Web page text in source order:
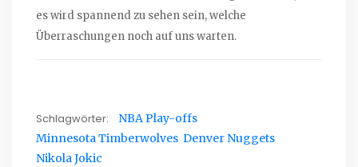
es wird spannend zu sehen sein, welche
Überraschungen noch auf uns warten.
Schlagwörter:
NBA Play-offs
Minnesota Timberwolves Denver Nuggets
Nikola Jokic